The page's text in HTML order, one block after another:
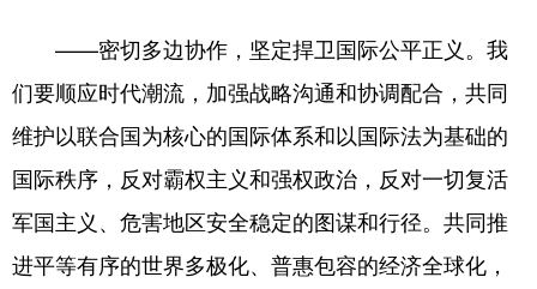
——密切多边协作，坚定捍卫国际公平正义。我
们要顺应时代潮流，加强战略沟通和协调配合，共同
维护以联合国为核心的国际体系和以国际法为基础的
国际秩序，反对霸权主义和强权政治，反对一切复活
军国主义、危害地区安全稳定的图谋和行径。共同推
进平等有序的世界多极化、普惠包容的经济全球化，